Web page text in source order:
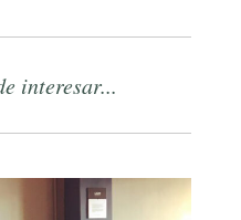
interesar...